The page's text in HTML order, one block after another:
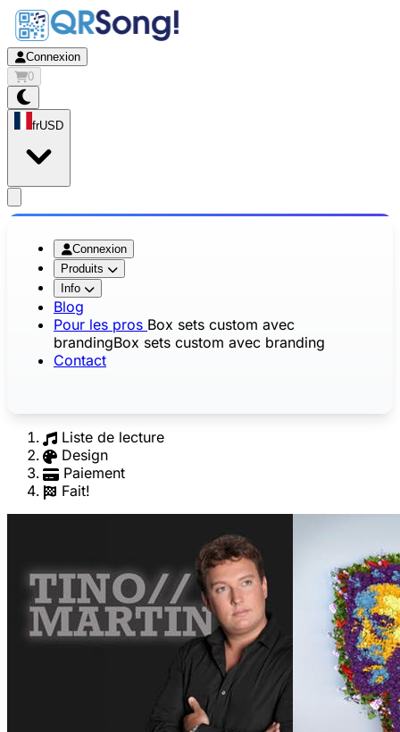
Connexion
0
frUSD
Connexion
Produits
Info
Blog
Pour les pros Box sets custom avec
brandingBox sets custom avec branding
Contact
Liste de lecture
Design
Paiement
Fait!